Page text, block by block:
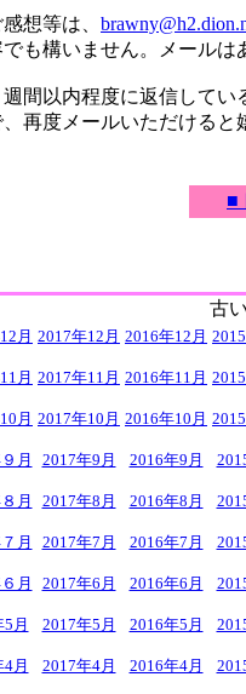
想等は、
も構いません。メール
間以内程度に返信して
再度メールいただける
■
古
月
月
月
月
月
月
月
月
月
2017年12月
2017年11月
2017年10月
2017年9月
2017年8月
2017年7月
2017年6月
2017年5月
2017年4月
2016年12月
2016年11月
2016年10月
2016年9月
2016年8月
2016年7月
2016年6月
2016年5月
2016年4月